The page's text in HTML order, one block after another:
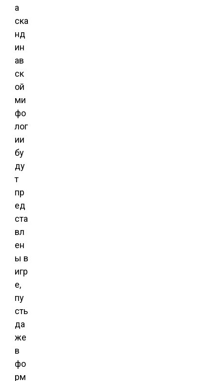
а
ска
нд
ин
ав
ск
ой
ми
фо
лог
ии
бу
ду
т
пр
ед
ста
вл
ен
ы в
игр
е,
пу
сть
да
же
в
фо
рм